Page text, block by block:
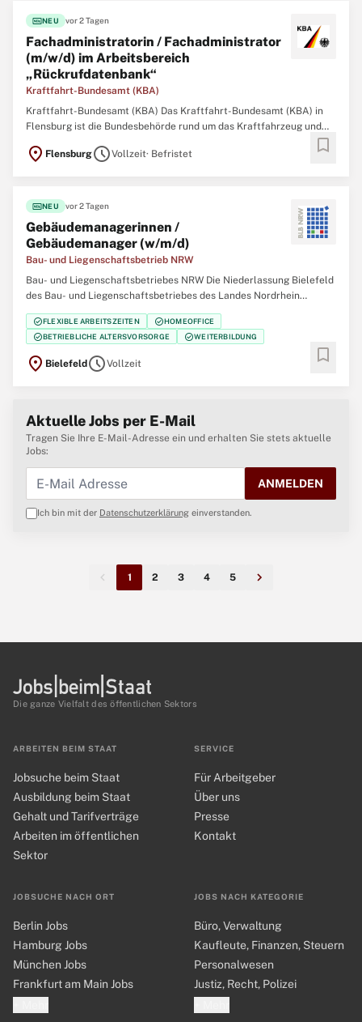
fiber_newNEU vor 2 Tagen
Fachadministratorin / Fachadministrator
(m/w/d) im Arbeitsbereich
„Rückrufdatenbank“
Kraftfahrt-Bundesamt (KBA)
Kraftfahrt-Bundesamt (KBA) Das Kraftfahrt-Bundesamt (KBA) in
Flensburg ist die Bundesbehörde rund um das Kraftfahrzeug und
seine Nutzenden in Deutschland und in Europa. Es verarbeitet in
seinen Zentralen Registern Informationen über
location_on FlensburgscheduleVollzeit· Befristet bookmark
fiber_newNEU vor 2 Tagen
Gebäudemanagerinnen /
Gebäudemanager (w/m/d)
Bau- und Liegenschaftsbetrieb NRW
Bau- und Liegenschaftsbetriebes NRW Die Niederlassung Bielefeld
des Bau- und Liegenschaftsbetriebes des Landes Nordrhein
Westfalen (BLB NRW) sucht zum nächstmöglichen Zeitpunkt
mehrere Gebäudemanagerinnen / Gebäudemanager (w/m/d) Der
Bau- und Liegenschaftsbetrieb NRW ist Eigentümer,
check_circleFLEXIBLE ARBEITSZEITEN check_circleHOMEOFFICE
check_circleBETRIEBLICHE ALTERSVORSORGE check_circleWEITERBILDUNG
location_on Bielefeld scheduleVollzeit bookmark
Aktuelle Jobs per E-Mail
Tragen Sie Ihre E-Mail-Adresse ein und erhalten Sie stets aktuelle
Jobs:
ANMELDEN
Ich bin mit der Datenschutzerklärung einverstanden.
1 2 3 4 5
Die ganze Vielfalt des öffentlichen Sektors
ARBEITEN BEIM STAAT
Jobsuche beim Staat
Ausbildung beim Staat
Gehalt und Tarifverträge
Arbeiten im öffentlichen
Sektor
JOBSUCHE NACH ORT
Berlin Jobs
Hamburg Jobs
München Jobs
Frankfurt am Main Jobs
JOBS NACH KATEGORIE
Büro, Verwaltung
Kaufleute, Finanzen, Steuern
Personalwesen
Justiz, Recht, Polizei
SERVICE
Für Arbeitgeber
Über uns
Presse
Kontakt